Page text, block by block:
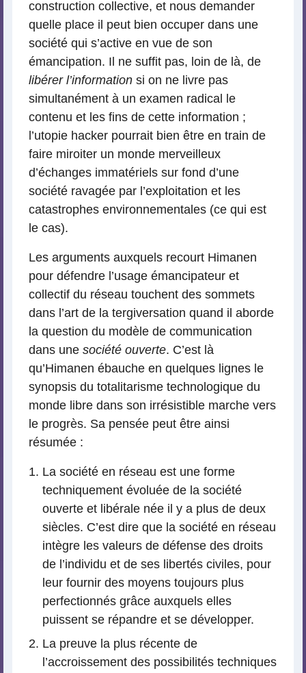
construction collective, et nous demander
quelle place il peut bien occuper dans une
société qui s’active en vue de son
émancipation. Il ne suffit pas, loin de là, de
libérer l’information si on ne livre pas
simultanément à un examen radical le
contenu et les fins de cette information ;
l’utopie hacker pourrait bien être en train de
faire miroiter un monde merveilleux
d’échanges immatériels sur fond d’une
société ravagée par l’exploitation et les
catastrophes environnementales (ce qui est
le cas).
Les arguments auxquels recourt Himanen
pour défendre l’usage émancipateur et
collectif du réseau touchent des sommets
dans l’art de la tergiversation quand il aborde
la question du modèle de communication
dans une société ouverte. C’est là
qu’Himanen ébauche en quelques lignes le
synopsis du totalitarisme technologique du
monde libre dans son irrésistible marche vers
le progrès. Sa pensée peut être ainsi
résumée :
La société en réseau est une forme
techniquement évoluée de la société
ouverte et libérale née il y a plus de deux
siècles. C’est dire que la société en réseau
intègre les valeurs de défense des droits
de l’individu et de ses libertés civiles, pour
leur fournir des moyens toujours plus
perfectionnés grâce auxquels elles
puissent se répandre et se développer.
La preuve la plus récente de
l’accroissement des possibilités techniques